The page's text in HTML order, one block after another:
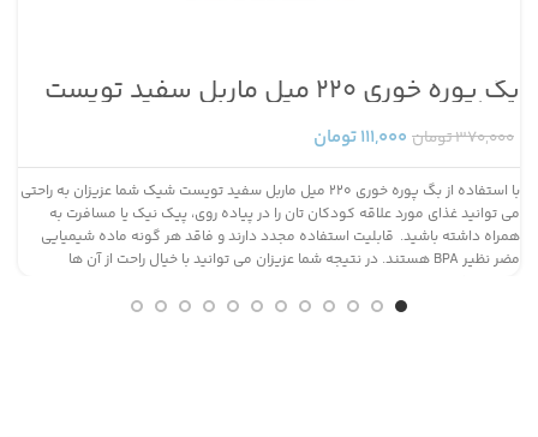
بگ پوره خوری ۲۲۰ میل ماربل سفید تویست
شیک
۳۷۰,۰۰۰تومان ۱۱۱,۰۰۰تومان
با استفاده از بگ پوره خوری ۲۲۰ میل ماربل سفید تویست شیک شما عزیزان به راحتی
می توانید غذای مورد علاقه کودکان تان را در پیاده روی، پیک نیک یا مسافرت به
همراه داشته باشید. قابلیت استفاده مجدد دارند و فاقد هر گونه ماده شیمیایی
مضر نظیر BPA هستند. در نتیجه شما عزیزان می توانید با خیال راحت از آن ها